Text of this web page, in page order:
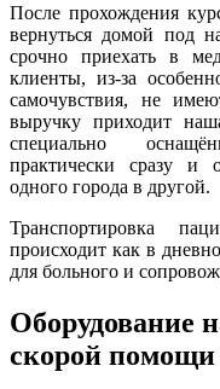
После прохождения
вернуться домой под
срочно приехать в
клиенты, из-за
самочувствия, не
выручку приходит
специально
практически сразу и
одного города в другой.
Транспортировка
происходит как в
для больного и
Оборудование
скорой помощи